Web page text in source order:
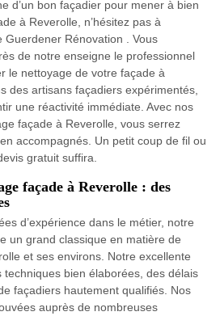
d’un bon façadier pour mener à bien
à Reverolle, n’hésitez pas à
Rénovation . Vous
de notre enseigne le professionnel
le nettoyage de votre façade à
des artisans façadiers expérimentés,
une réactivité immédiate. Avec nos
façade à Reverolle, vous serrez
accompagnés. Un petit coup de fil ou
gratuit suffira.
façade à Reverolle : des
d’expérience dans le métier, notre
un grand classique en matière de
et ses environs. Notre excellente
bien élaborées, des délais
façadiers hautement qualifiés. Nos
auprès de nombreuses